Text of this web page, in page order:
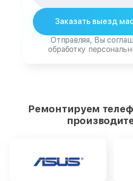
Заказать выезд
Отправляя, Вы
обработку
Ремонтируем